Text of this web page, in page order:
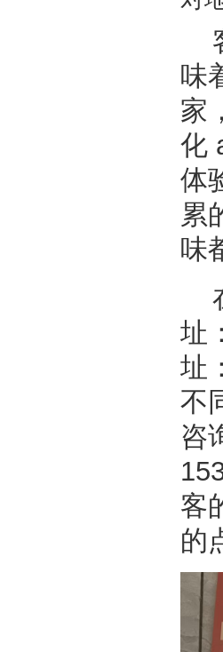
味
家
化
体
累
味
址
址
不
咨
客
的